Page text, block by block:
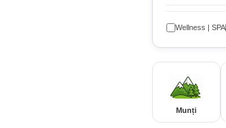
Wellness | SPA
Munți